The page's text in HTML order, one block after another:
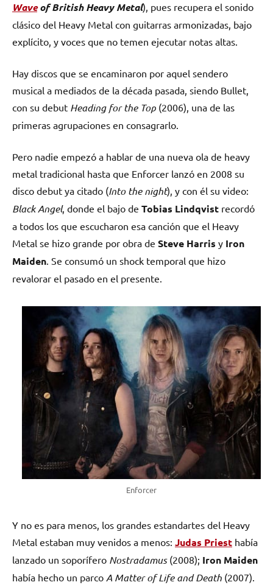
Waveof British Heavy Metal), pues recupera el sonido
clásico del Heavy Metal con guitarras armonizadas, bajo
explícito, y voces que no temen ejecutar notas altas.
Hay discos que se encaminaron por aquel sendero
musical a mediados de la década pasada, siendo Bullet,
con su debut Heading for the Top (2006), una de las
primeras agrupaciones en consagrarlo.
Pero nadie empezó a hablar de una nueva ola de heavy
metal tradicional hasta que Enforcer lanzó en 2008 su
disco debut ya citado (Into the night), y con él su video:
Black Angel, donde el bajo de Tobias Lindqvist recordó
a todos los que escucharon esa canción que el Heavy
Metal se hizo grande por obra de Steve Harris y Iron
Maiden. Se consumó un shock temporal que hizo
revalorar el pasado en el presente.
Enforcer
Y no es para menos, los grandes estandartes del Heavy
Metal estaban muy venidos a menos: Judas Priest había
lanzado un soporífero Nostradamus(2008); Iron Maiden
había hecho un parco A Matter of Life and Death (2007).